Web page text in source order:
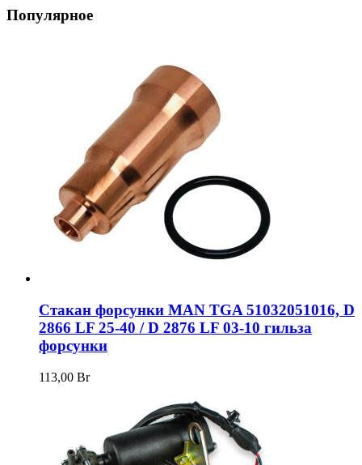
Популярное
Стакан форсунки MAN TGA 51032051016, D
2866 LF 25-40 / D 2876 LF 03-10 гильза
форсунки
113,00 Br